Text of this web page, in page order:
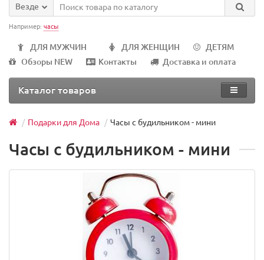
Везде
Например: часы
ДЛЯ МУЖЧИН ДЛЯ ЖЕНЩИН
ДЕТЯМ
Обзоры NEW
Контакты Доставка и оплата
Каталог товаров
Подарки для Дома Часы с будильником - мини
Часы с будильником - мини